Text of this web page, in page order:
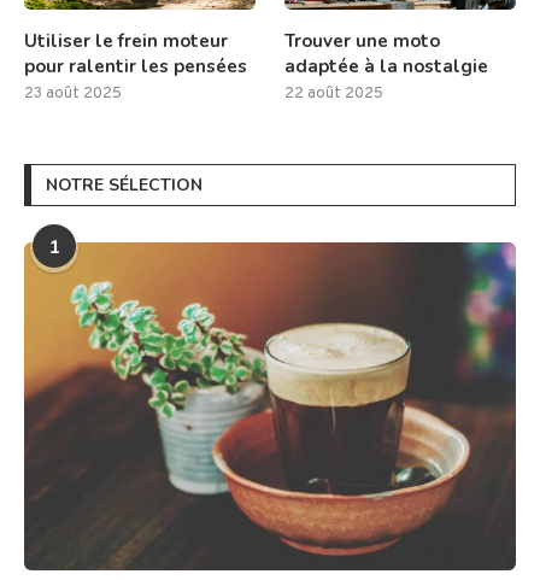
Utiliser le frein moteur
pour ralentir les pensées
23 août 2025
Trouver une moto
adaptée à la nostalgie
22 août 2025
NOTRE SÉLECTION
1